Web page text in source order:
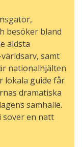
besöker bland
äldsta
samt
nationalhjälten
lokala guide får
dramatiska
samhälle.
sover en natt